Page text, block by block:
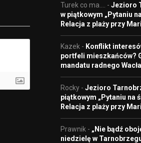
Turek co ma.... - Jezioro
w piątkowym „Pytaniu
Relacja z plaży przy
Kazek - Konflikt
portfeli mieszkańców?
mandatu radnego
Rocky - Jezioro
piątkowym „Pytaniu na
Relacja z plaży przy
Prawnik - „Nie bądź
niedzielę w